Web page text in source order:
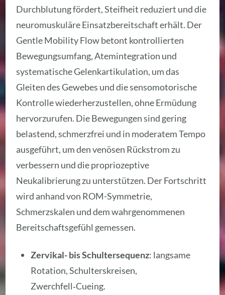
Durchblutung fördert, Steifheit reduziert und die
neuromuskuläre Einsatzbereitschaft erhält. Der
Gentle Mobility Flow betont kontrollierten
Bewegungsumfang, Atemintegration und
systematische Gelenkartikulation, um das
Gleiten des Gewebes und die sensomotorische
Kontrolle wiederherzustellen, ohne Ermüdung
hervorzurufen. Die Bewegungen sind gering
belastend, schmerzfrei und in moderatem Tempo
ausgeführt, um den venösen Rückstrom zu
verbessern und die propriozeptive
Neukalibrierung zu unterstützen. Der Fortschritt
wird anhand von ROM-Symmetrie,
Schmerzskalen und dem wahrgenommenen
Bereitschaftsgefühl gemessen.
Zervikal- bis Schultersequenz: langsame
Rotation, Schulterskreisen,
Zwerchfell‑Cueing.